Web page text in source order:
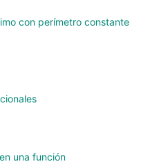
con perímetro constante
una función